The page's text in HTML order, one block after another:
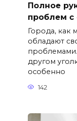
Полное
проблем с
Города, как
обладают
другом
особенно
142